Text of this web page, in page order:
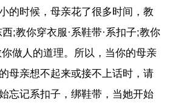
时候，母亲花了很多时间，教
;教你穿衣服·系鞋带·系扣子;教你
做人的道理。所以，当你的母亲
母亲想不起来或接不上话时，请
忘记系扣子，绑鞋带，当她开始